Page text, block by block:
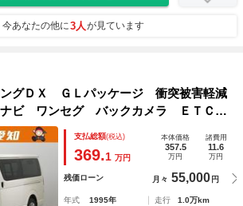
今あなたの他に3人 が見ています
グＤＸ ＧＬパッケージ 衝突被害軽減
ナビ ワンセグ バックカメラ ＥＴＣ
レイヤー接続可 乗車定員６人 キーレ
オーナー
支払総額(税込)
369.1 万円
本体価格
357.5
万円
諸費用
11.6
万円
残価ローン 月々 55,000 円
年式 1995年 走行
1.0万km